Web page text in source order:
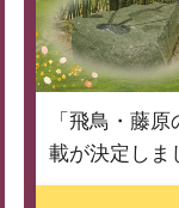
「飛鳥・藤
載が決定しま